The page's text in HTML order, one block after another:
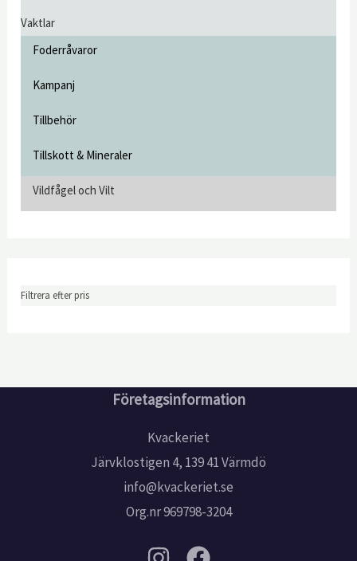
Vaktlar
Foderråvaror
Kampanj
Tillbehör
Tillskott & Mineraler
Vildfågel och Vilt
Filtrera efter pris
Företagsinformation
Kvackeriet
Järvklostigen 4, 139 41 Värmdö
info@kvackeriet.se
Org.nr 969798-3204